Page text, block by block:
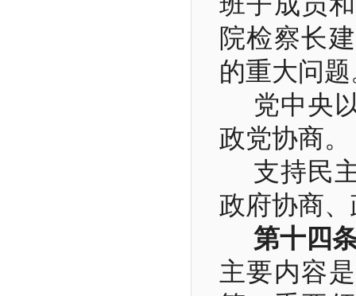
院检察长
的重大问
党中央
政党协商。
支持民
政府协商
第十四
主要内容